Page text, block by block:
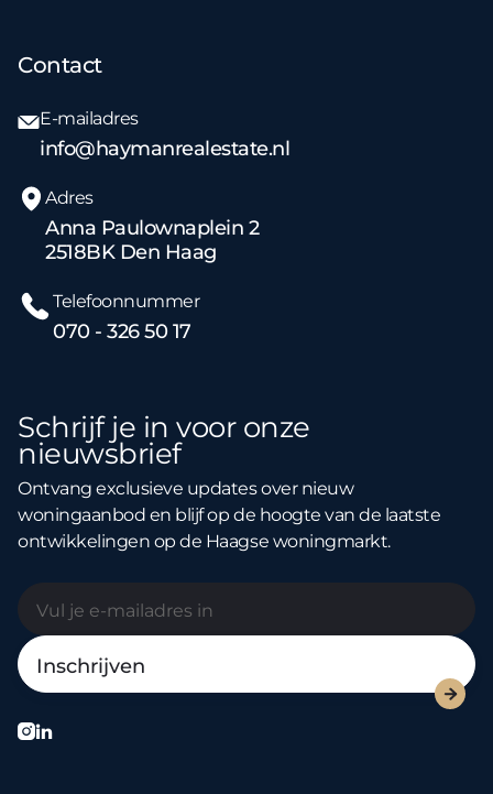
Contact
E-mailadres
info@haymanrealestate.nl
Adres
Anna Paulownaplein 2
2518BK Den Haag
Telefoonnummer
070 - 326 50 17
Schrijf je in voor onze
nieuwsbrief
Ontvang exclusieve updates over nieuw
woningaanbod en blijf op de hoogte van de laatste
ontwikkelingen op de Haagse woningmarkt.

